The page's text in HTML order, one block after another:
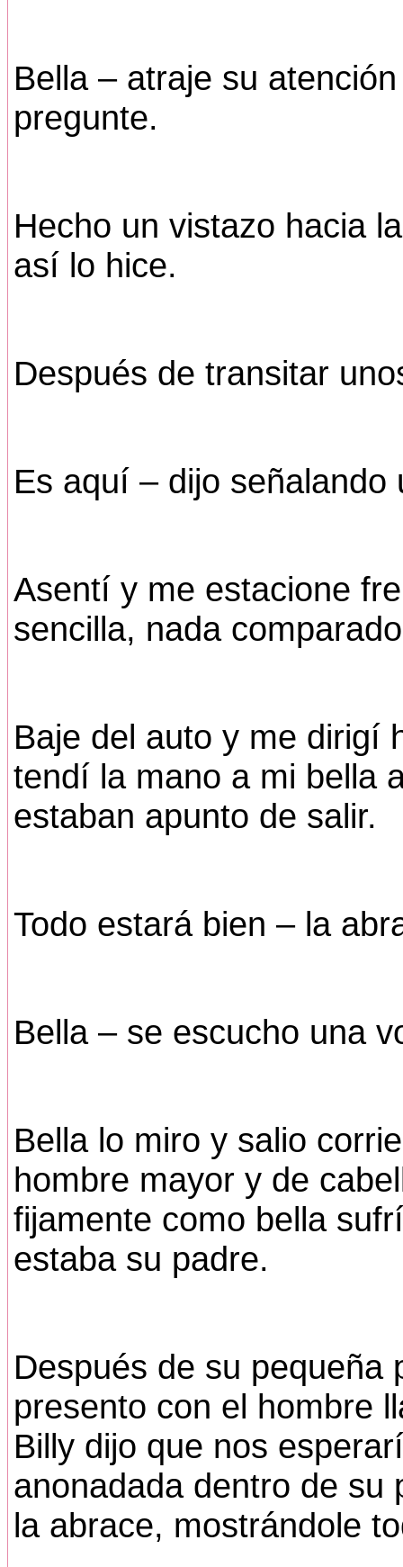
Bella – atraje su
pregunte.
Hecho un vistazo hacia
así lo hice.
Después de transitar
Es aquí – dijo señalando
Asentí y me estacione
sencilla, nada
Baje del auto y me dirigí
tendí la mano a mi bella
estaban apunto de salir.
Todo estará bien – la
Bella – se escucho una
Bella lo miro y salio
hombre mayor y de
fijamente como bella
estaba su padre.
Después de su pequeña
presento con el hombre
Billy dijo que nos
anonadada dentro de su
la abrace, mostrándole